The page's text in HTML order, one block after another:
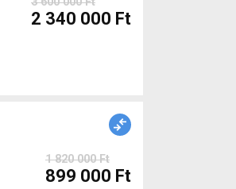
2 340 000 Ft
1 820 000 Ft
899 000 Ft